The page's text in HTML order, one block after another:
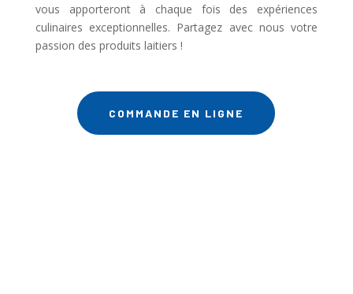
vous apporteront à chaque fois des expériences
culinaires exceptionnelles. Partagez avec nous votre
passion des produits laitiers !
COMMANDE EN LIGNE